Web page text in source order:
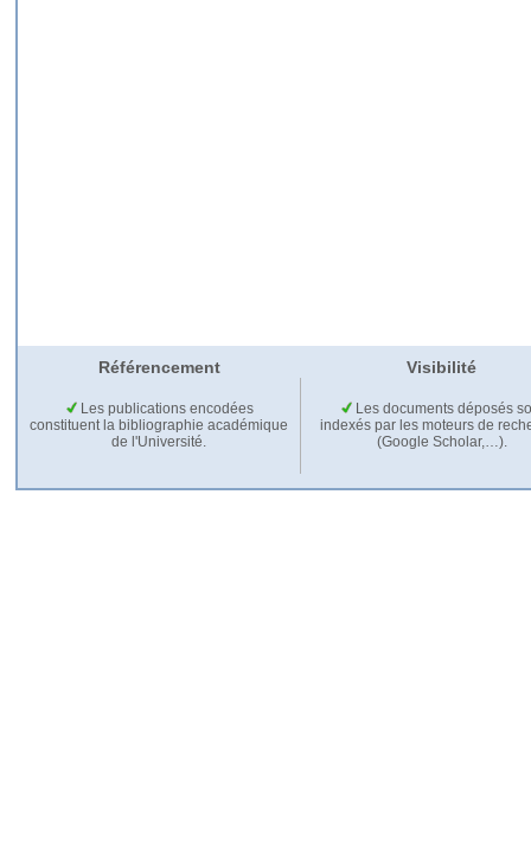
Référencement Visibilité
Les publications encodées
constituent la bibliographie académique
de l'Université.
Les documents déposés
indexés par les moteurs de
(Google Scholar,…).